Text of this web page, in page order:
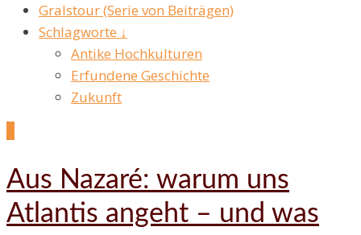
Gralstour (Serie von Beiträgen)
Schlagworte ↓
Antike Hochkulturen
Erfundene Geschichte
Zukunft
Aus Nazaré: warum uns
Atlantis angeht – und was